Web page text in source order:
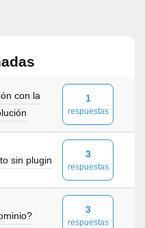
con la
1
respuestas
sin plugin
3
respuestas
3
respuestas